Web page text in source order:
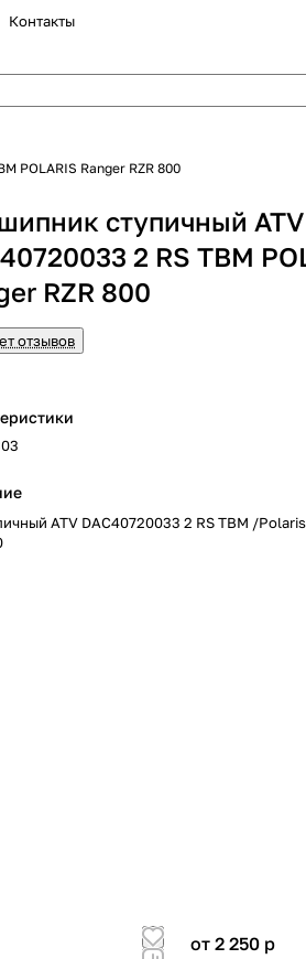
Контакты
POLARIS Ranger RZR 800
ступичный ATV
2 RS TBM
RZR 800
отзывов
ATV DAC40720033 2 RS TBM /
от 2 250 p